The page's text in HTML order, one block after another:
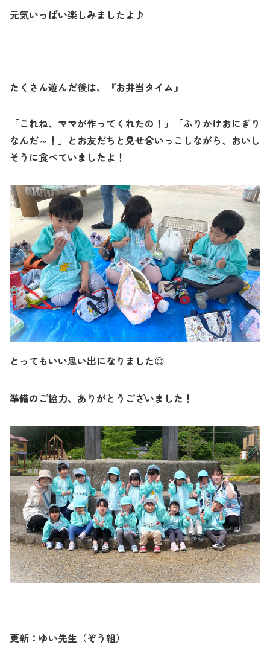
元気いっぱい楽しみましたよ♪
たくさん遊んだ後は、『お弁当タイム』
「これね、ママが作ってくれたの！」「ふりかけおにぎり
なんだ～！」とお友だちと見せ合いっこしながら、おいし
そうに食べていましたよ！
とってもいい思い出になりました😊
準備のご協力、ありがとうございました！
更新：ゆい先生（ぞう組）